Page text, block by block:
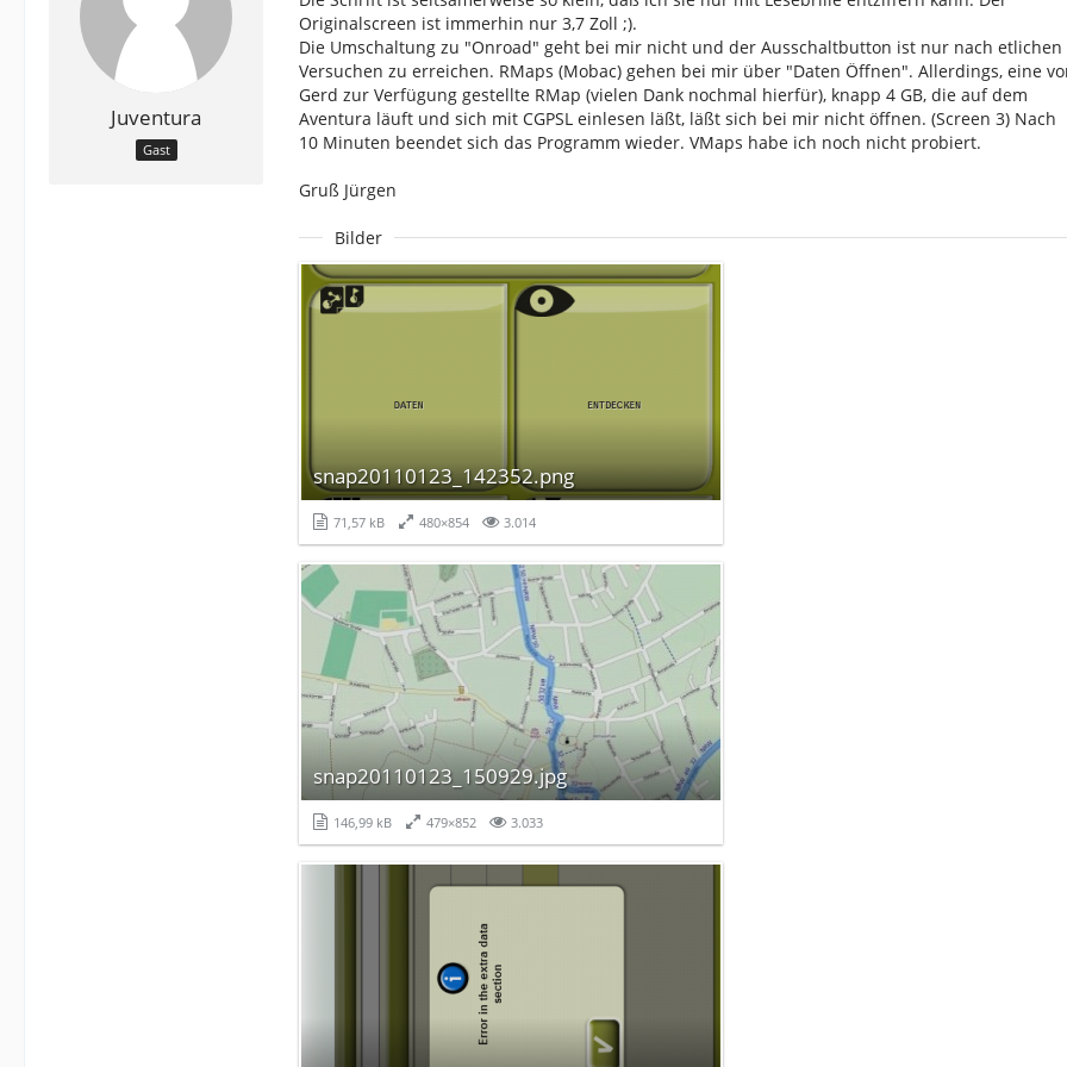
Juventura
Gast
Originalscreen ist immerhin nur 3,7 Zoll ;).
Die Umschaltung zu "Onroad" geht bei mir nicht und der Ausschaltbutton ist nur nach etlichen
Versuchen zu erreichen. RMaps (Mobac) gehen bei mir über "Daten Öffnen". Allerdings, eine
Gerd zur Verfügung gestellte RMap (vielen Dank nochmal hierfür), knapp 4 GB, die auf dem
Aventura läuft und sich mit CGPSL einlesen läßt, läßt sich bei mir nicht öffnen. (Screen 3) Nach
10 Minuten beendet sich das Programm wieder. VMaps habe ich noch nicht probiert.
Gruß Jürgen
Bilder
snap20110123_142352.png
71,57 kB 480×854 3.014
snap20110123_150929.jpg
146,99 kB 479×852 3.033